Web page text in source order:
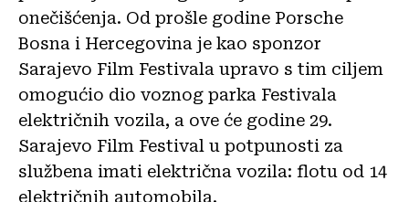
onečišćenja. Od prošle godine Porsche
Bosna i Hercegovina je kao sponzor
Sarajevo Film Festivala upravo s tim ciljem
omogućio dio voznog parka Festivala
električnih vozila, a ove će godine 29.
Sarajevo Film Festival u potpunosti za
službena imati električna vozila: flotu od 14
električnih automobila.